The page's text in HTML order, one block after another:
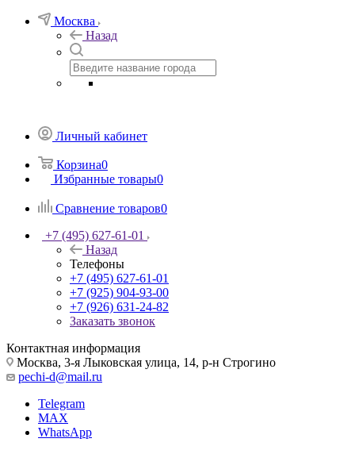
Москва
Назад
Личный кабинет
Корзина0
Избранные товары0
Сравнение товаров0
+7 (495) 627-61-01
Назад
Телефоны
+7 (495) 627-61-01
+7 (925) 904-93-00
+7 (926) 631-24-82
Заказать звонок
Контактная информация
Москва, 3-я Лыковская улица, 14, р-н Строгино
pechi-d@mail.ru
Telegram
MAX
WhatsApp